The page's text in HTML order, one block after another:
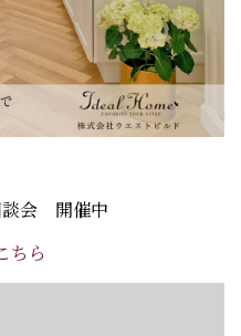
談会 開催中
ちら